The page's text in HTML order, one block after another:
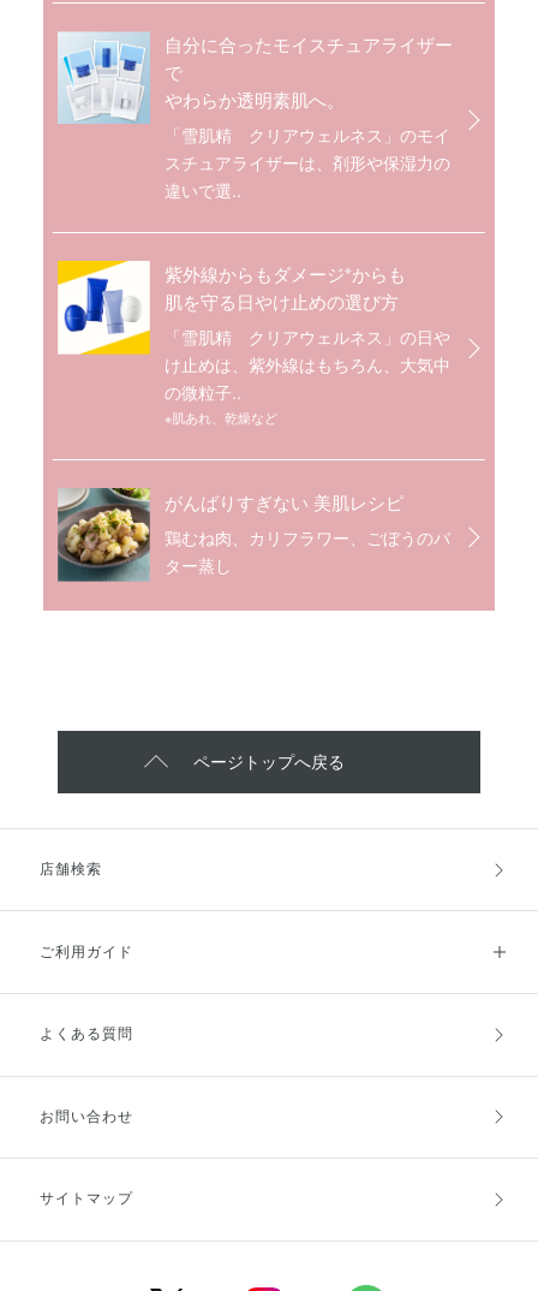
自分に合ったモイスチュアライザー
で
やわらか透明素肌へ。
「雪肌精 クリアウェルネス」のモイ
スチュアライザーは、剤形や保湿力の
違いで選..
紫外線からもダメージ※からも
肌を守る日やけ止めの選び方
「雪肌精 クリアウェルネス」の日や
け止めは、紫外線はもちろん、大気中
の微粒子..
※肌あれ、乾燥など
がんばりすぎない 美肌レシピ
鶏むね肉、カリフラワー、ごぼうのバ
ター蒸し
ページトップへ戻る
店舗検索
ご利用ガイド
ご利用ガイドトップ
お支払方法
キャンセル・返品・交換
よくある質問
お問い合わせ
サイトマップ